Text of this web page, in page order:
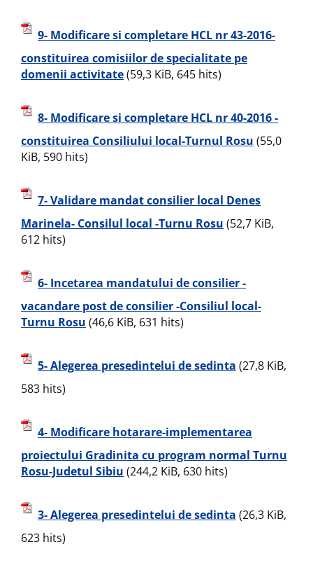
9- Modificare si completare HCL nr 43-2016-
constituirea comisiilor de specialitate pe
domenii activitate(59,3 KiB, 645 hits)
8- Modificare si completare HCL nr 40-2016 -
constituirea Consiliului local-Turnul Rosu (55,0
KiB, 590 hits)
7- Validare mandat consilier local Denes
Marinela- Consilul local -Turnu Rosu (52,7 KiB,
612 hits)
6- Incetarea mandatului de consilier -
vacandare post de consilier -Consiliul local-
Turnu Rosu (46,6 KiB, 631 hits)
5- Alegerea presedintelui de sedinta (27,8 KiB,
583 hits)
4- Modificare hotarare-implementarea
proiectului Gradinita cu program normal Turnu
Rosu-Judetul Sibiu (244,2 KiB, 630 hits)
3- Alegerea presedintelui de sedinta (26,3 KiB,
623 hits)